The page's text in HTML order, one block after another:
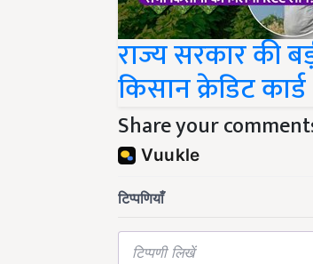
राज्य सरकार की
किसान क्रेडिट कार्ड
Share your comments